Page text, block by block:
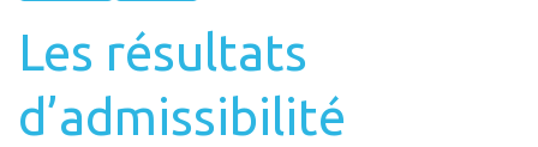
Les résultats
d’admissibilité